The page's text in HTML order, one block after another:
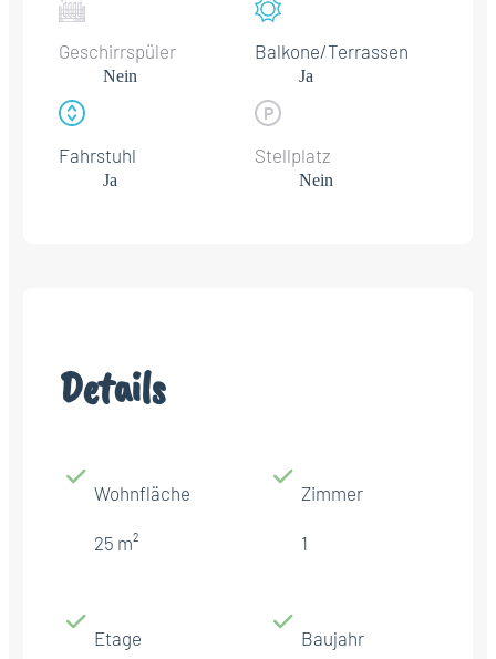
Geschirrspüler
Nein
Balkone/Terrassen
Ja
Fahrstuhl
Ja
Stellplatz
Nein
Details
Wohnfläche
25 m²
Zimmer
1
Etage Baujahr